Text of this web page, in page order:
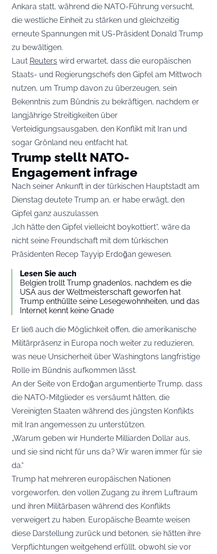
Ankara statt, während die NATO-Führung versucht,
die westliche Einheit zu stärken und gleichzeitig
erneute Spannungen mit US-Präsident Donald Trump
zu bewältigen.
Laut Reuters wird erwartet, dass die europäischen
Staats- und Regierungschefs den Gipfel am Mittwoch
nutzen, um Trump davon zu überzeugen, sein
Bekenntnis zum Bündnis zu bekräftigen, nachdem er
langjährige Streitigkeiten über
Verteidigungsausgaben, den Konflikt mit Iran und
sogar Grönland neu entfacht hat.
Trump stellt NATO-
Engagement infrage
Nach seiner Ankunft in der türkischen Hauptstadt am
Dienstag deutete Trump an, er habe erwägt, den
Gipfel ganz auszulassen.
„Ich hätte den Gipfel vielleicht boykottiert“, wäre da
nicht seine Freundschaft mit dem türkischen
Präsidenten Recep Tayyip Erdoğan gewesen.
Lesen Sie auch
Belgien trollt Trump gnadenlos, nachdem es die
USA aus der Weltmeisterschaft geworfen hat
Trump enthüllte seine Lesegewohnheiten, und das
Internet kennt keine Gnade
Er ließ auch die Möglichkeit offen, die amerikanische
Militärpräsenz in Europa noch weiter zu reduzieren,
was neue Unsicherheit über Washingtons langfristige
Rolle im Bündnis aufkommen lässt.
An der Seite von Erdoğan argumentierte Trump, dass
die NATO-Mitglieder es versäumt hätten, die
Vereinigten Staaten während des jüngsten Konflikts
mit Iran angemessen zu unterstützen.
„Warum geben wir Hunderte Milliarden Dollar aus,
und sie sind nicht für uns da? Wir waren immer für sie
da.“
Trump hat mehreren europäischen Nationen
vorgeworfen, den vollen Zugang zu ihrem Luftraum
und ihren Militärbasen während des Konflikts
verweigert zu haben. Europäische Beamte weisen
diese Darstellung zurück und betonen, sie hätten ihre
Verpflichtungen weitgehend erfüllt, obwohl sie vor